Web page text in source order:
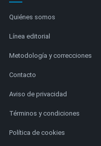
Quiénes somos
Línea editorial
Metodología y correcciones
Contacto
Aviso de privacidad
Términos y condiciones
Política de cookies